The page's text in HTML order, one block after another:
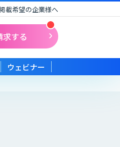
載希望の企業様へ
求する
ウェビナー